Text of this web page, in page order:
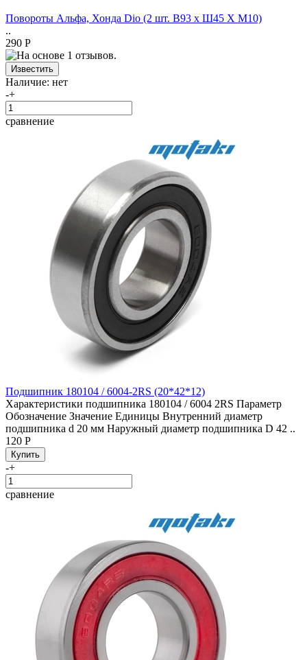
Повороты Альфа, Хонда Dio (2 шт. В93 x Ш45 X М10)
..
290 Р
Наличие: нет
-+
сравнение
Подшипник 180104 / 6004-2RS (20*42*12)
Характеристики подшипника 180104 / 6004 2RS Параметр
Обозначение Значение Единицы Внутренний диаметр
подшипника d 20 мм Наружный диаметр подшипника D 42 ..
120 Р
-+
сравнение